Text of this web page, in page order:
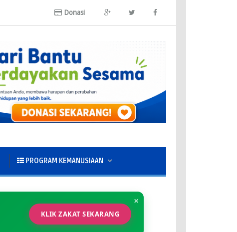
Donasi
PROGRAM KEMANUSIAAN
×
KLIK ZAKAT SEKARANG